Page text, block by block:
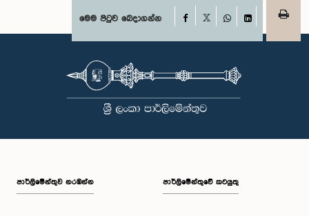
මෙම පිටුව බෙදාගන්න Facebook
WhatsAppLinkedIn
පාර්ලි‌මේන්තුව නරඹන්න පාර්ලිමේන්තුවේ කටයුතු